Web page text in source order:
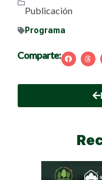
Publicación
Programa
Comparte: